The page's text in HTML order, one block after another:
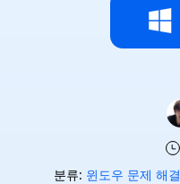
분류: 윈도우 문제 해결